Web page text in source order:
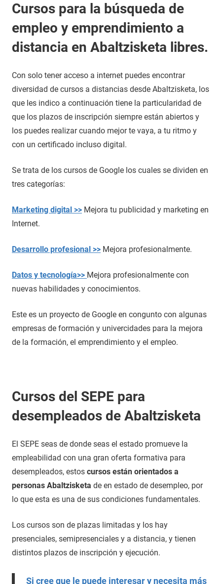
Cursos para la búsqueda de
empleo y emprendimiento a
distancia en Abaltzisketa libres.
Con solo tener acceso a internet puedes encontrar
diversidad de cursos a distancias desde Abaltzisketa, los
que les indico a continuación tiene la particularidad de
que los plazos de inscripción siempre están abiertos y
los puedes realizar cuando mejor te vaya, a tu ritmo y
con un certificado incluso digital.
Se trata de los cursos de Google los cuales se dividen en
tres categorías:
Marketing digital >> Mejora tu publicidad y marketing en
Internet.
Desarrollo profesional >> Mejora profesionalmente.
Datos y tecnología>> Mejora profesionalmente con
nuevas habilidades y conocimientos.
Este es un proyecto de Google en congunto con algunas
empresas de formación y univercidades para la mejora
de la formación, el emprendimiento y el empleo.
Cursos del SEPE para
desempleados de Abaltzisketa
El SEPE seas de donde seas el estado promueve la
empleabilidad con una gran oferta formativa para
desempleados, estos cursos están orientados a
personas Abaltzisketa de en estado de desempleo, por
lo que esta es una de sus condiciones fundamentales.
Los cursos son de plazas limitadas y los hay
presenciales, semipresenciales y a distancia, y tienen
distintos plazos de inscripción y ejecución.
Si cree que le puede interesar y necesita más